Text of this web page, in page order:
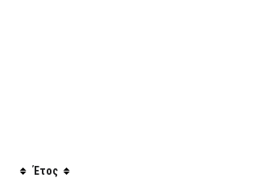
Έτος